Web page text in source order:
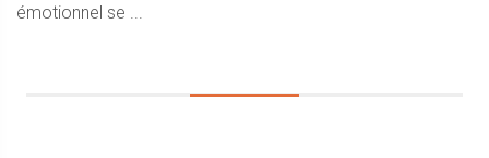
émotionnel se ...